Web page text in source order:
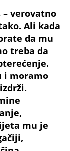
– verovatno
Ali kada
da mu
treba da
i moramo
mu je